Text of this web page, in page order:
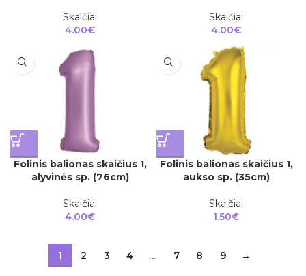
Skaičiai
4.00€
Skaičiai
4.00€
Folinis balionas skaičius 1,
alyvinės sp. (76cm)
Skaičiai
4.00€
Folinis balionas skaičius 1,
aukso sp. (35cm)
Skaičiai
1.50€
1 2 3 4 … 7 8 9 →